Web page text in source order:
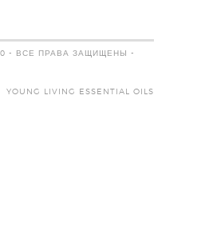
- ВСЕ ПРАВА ЗАЩИЩЕНЫ -
YOUNG LIVING ESSENTIAL OILS